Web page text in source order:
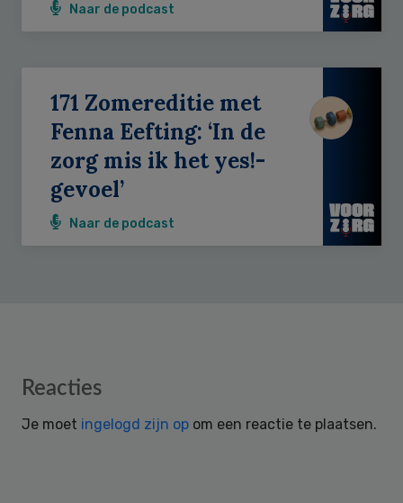
Naar de podcast
171 Zomereditie met
Fenna Eefting: ‘In de
zorg mis ik het yes!-
gevoel’
Naar de podcast
Reader
Reacties
Je moet ingelogd zijn op om een reactie te plaatsen.